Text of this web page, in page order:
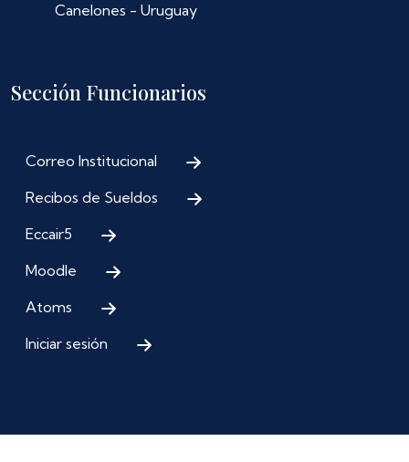
Canelones - Uruguay
Sección Funcionarios
Correo Institucional
Recibos de Sueldos
Eccair5
Moodle
Atoms
Iniciar sesión